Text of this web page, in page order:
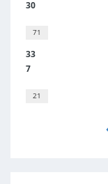
30
71
33
7
21